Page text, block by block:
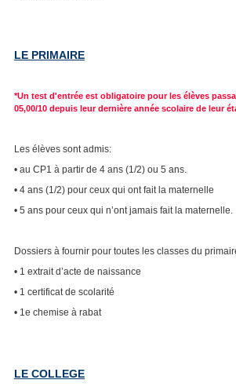
LE PRIMAIRE
*Un test d'entrée est obligatoire pour les élèves
05,00/10 depuis leur dernière année scolaire de leur
Les élèves sont admis:
• au CP1 à partir de 4 ans (1/2) ou 5 ans.
• 4 ans (1/2) pour ceux qui ont fait la maternelle
• 5 ans pour ceux qui n’ont jamais fait la maternelle.
Dossiers à fournir pour toutes les classes du
• 1 extrait d’acte de naissance
• 1 certificat de scolarité
• 1e chemise à rabat
LE COLLEGE